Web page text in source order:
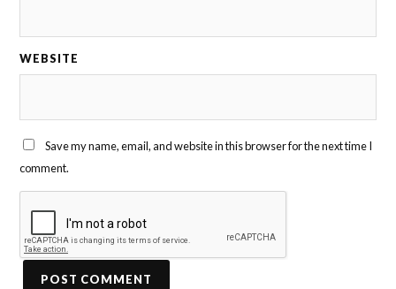
WEBSITE
Save my name, email, and website in this browser for the next time I
comment.